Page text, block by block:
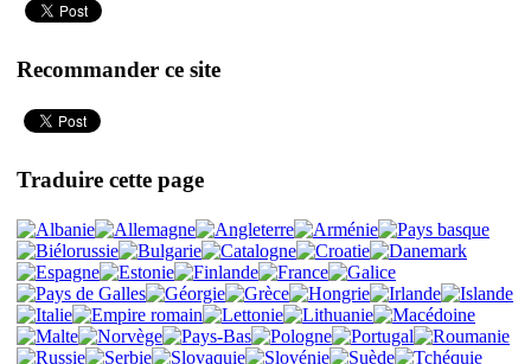
Recommander ce site
Traduire cette page